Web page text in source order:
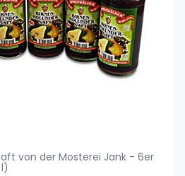
von der Mosterei Jank - 6er